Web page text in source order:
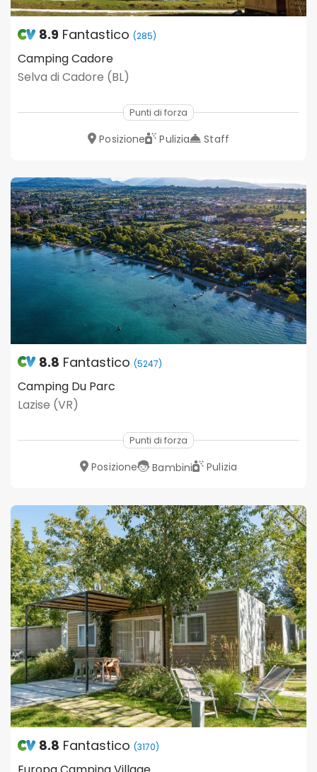
8.9 Fantastico (285)
Camping Cadore
Selva di Cadore (BL)
Punti di forza
Posizione Pulizia Staff
8.8 Fantastico (5247)
Camping Du Parc
Lazise (VR)
Punti di forza
Posizione Bambini Pulizia
8.8 Fantastico (3170)